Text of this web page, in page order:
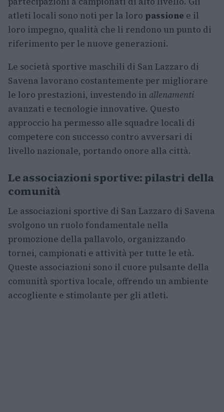
atleti locali sono noti per la loro passione e il
loro impegno, qualità che li rendono un punto di
riferimento per le nuove generazioni.
Le società sportive maschili di San Lazzaro di
Savena lavorano costantemente per migliorare
le loro prestazioni, investendo in allenamenti
avanzati e tecnologie innovative. Questo
approccio ha permesso alle squadre locali di
competere con successo contro avversari di
livello nazionale, portando onore alla città.
Le associazioni sportive: pilastri della
comunità
Le associazioni sportive di San Lazzaro di Savena
svolgono un ruolo fondamentale nella
promozione della pallavolo, organizzando
tornei, campionati e attività per tutte le età.
Queste associazioni sono il cuore pulsante della
comunità sportiva locale, offrendo un ambiente
accogliente e stimolante per gli atleti.